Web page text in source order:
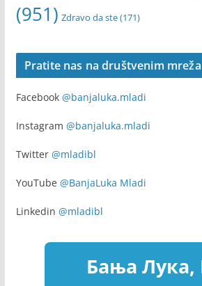
(951) Zdravo da ste(171)
Pratite nas na društvenim
Facebook @banjaluka.mladi
Instagram @banjaluka.mladi
Twitter @mladibl
YouTube @BanjaLuka Mladi
Linkedin @mladibl
Бања Лука,